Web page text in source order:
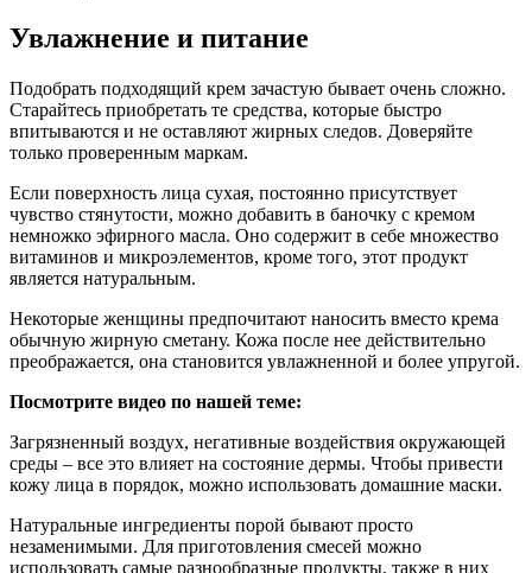
Увлажнение и питание
Подобрать подходящий крем зачастую бывает очень сложно.
Старайтесь приобретать те средства, которые быстро
впитываются и не оставляют жирных следов. Доверяйте
только проверенным маркам.
Если поверхность лица сухая, постоянно присутствует
чувство стянутости, можно добавить в баночку с кремом
немножко эфирного масла. Оно содержит в себе множество
витаминов и микроэлементов, кроме того, этот продукт
является натуральным.
Некоторые женщины предпочитают наносить вместо крема
обычную жирную сметану. Кожа после нее действительно
преображается, она становится увлажненной и более упругой.
Посмотрите видео по нашей теме:
Загрязненный воздух, негативные воздействия окружающей
среды – все это влияет на состояние дермы. Чтобы привести
кожу лица в порядок, можно использовать домашние маски.
Натуральные ингредиенты порой бывают просто
незаменимыми. Для приготовления смесей можно
использовать самые разнообразные продукты, также в них